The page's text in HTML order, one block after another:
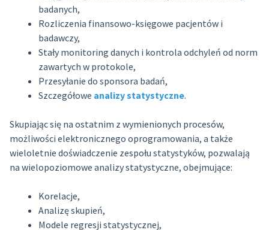
badanych,
Rozliczenia finansowo-księgowe pacjentów i
badawczy,
Stały monitoring danych i kontrola odchyleń od norm
zawartych w protokole,
Przesyłanie do sponsora badań,
Szczegółowe analizy statystyczne.
Skupiając się na ostatnim z wymienionych procesów,
możliwości elektronicznego oprogramowania, a także
wieloletnie doświadczenie zespołu statystyków, pozwalają
na wielopoziomowe analizy statystyczne, obejmujące:
Korelacje,
Analizę skupień,
Modele regresji statystycznej,